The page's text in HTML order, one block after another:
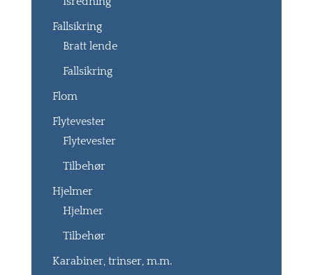
Fallsikring
Bratt lende
Fallsikring
Flom
Flytevester
Flytevester
Tilbehør
Hjelmer
Hjelmer
Tilbehør
Karabiner, trinser, m.m.